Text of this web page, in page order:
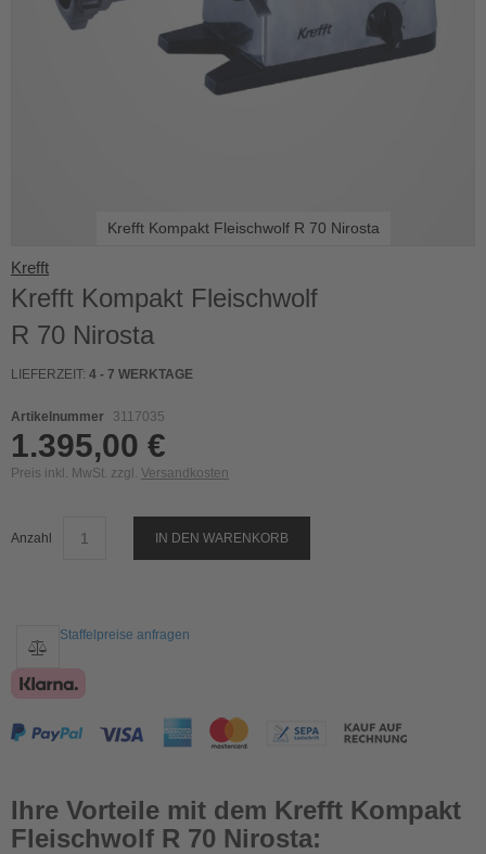
Krefft
Krefft Kompakt Fleischwolf
R 70 Nirosta
LIEFERZEIT: 4 - 7 WERKTAGE
Artikelnummer 3117035
1.395,00 €
Preis inkl. MwSt. zzgl. Versandkosten
Anzahl IN DEN WARENKORB
Staffelpreise anfragen
Ihre Vorteile mit dem Krefft Kompakt
Fleischwolf R 70 Nirosta:
Krefft Kompakt Fleischwolf R 70 Nirosta
to
the
of
images